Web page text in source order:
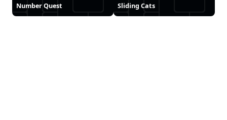
Number Quest Sliding Cats